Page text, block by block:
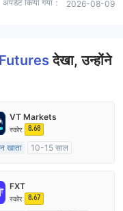
अपडेट किया गया： 2026-08-09
देखा, उन्होंने
VT Markets
स्कोर 8.68
खाता
10-15 साल
मेकिंग (एमएम)
लेबल MT4
FXT
स्कोर 8.67